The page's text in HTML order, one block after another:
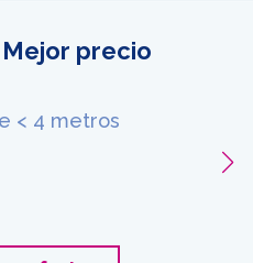
precio
< 4 metros